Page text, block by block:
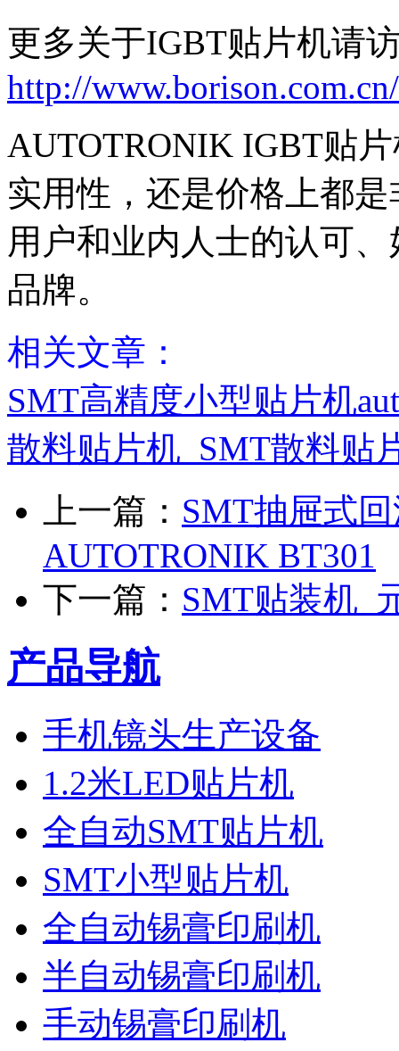
更多关于IGBT贴片机请
http://
AUTOTRONIK IGBT贴
实用性，还是价格上都
用户和业内人士的认可
品牌。
相关文章：
SMT高精度小型贴片机
散料贴片机_SMT散料贴
上一篇： SMT抽屉式
AUTOTRONIK BT301
下一篇： SMT贴装机_
产品导航
手机镜头生产设备
1.2米LED贴片机
全自动SMT贴片机
SMT小型贴片机
全自动锡膏印刷机
半自动锡膏印刷机
手动锡膏印刷机